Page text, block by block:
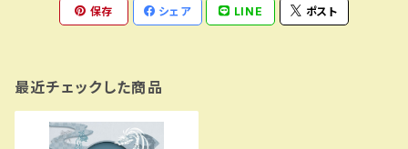
保存 シェア LINE ポスト
最近チェックした商品